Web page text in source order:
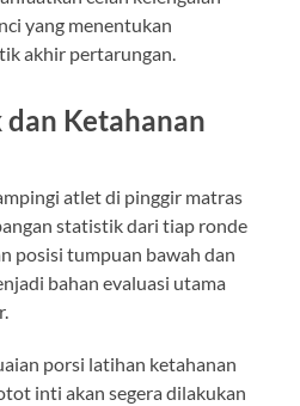
yang menentukan
akhir pertarungan.
dan Ketahanan
atlet di pinggir matras
statistik dari tiap ronde
posisi tumpuan bawah dan
bahan evaluasi utama
porsi latihan ketahanan
inti akan segera dilakukan